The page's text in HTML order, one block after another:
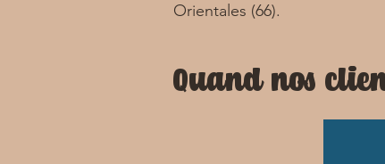
Orientales (66).
Quand nos